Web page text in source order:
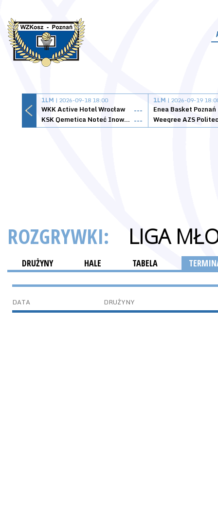
1LM | 2026-09-18 18:00
WKK Active Hotel Wrocław
---
KSK Qemetica Noteć Inowrocław ---
1LM | 2026-09-19
Enea Basket Poznań
ROZGRYWKI: LIGA
DRUŻYNY HALE TABELA
DATA DRUŻYNY